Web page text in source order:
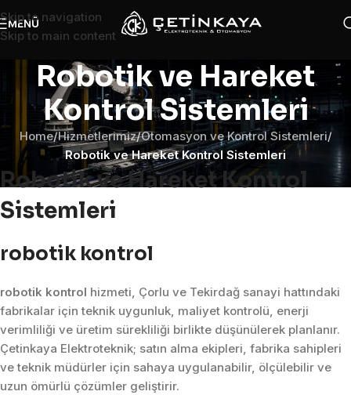
Skip to navigation
Skip to main content
MENÜ
Robotik ve Hareket
Kontrol Sistemleri
Home/Hizmetlerimiz/Otomasyon ve Kontrol Sistemleri/
Robotik ve Hareket Kontrol Sistemleri
Robotik ve Hareket Kontrol
Sistemleri
robotik kontrol
robotik kontrol hizmeti, Çorlu ve Tekirdağ sanayi hattındaki
fabrikalar için teknik uygunluk, maliyet kontrolü, enerji
verimliliği ve üretim sürekliliği birlikte düşünülerek planlanır.
Çetinkaya Elektroteknik; satın alma ekipleri, fabrika sahipleri
ve teknik müdürler için sahaya uygulanabilir, ölçülebilir ve
uzun ömürlü çözümler geliştirir.